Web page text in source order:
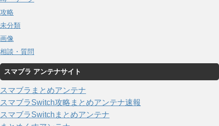
攻略
未分類
画像
相談・質問
スマブラ アンテナサイト
スマブラまとめアンテナ
スマブラSwitch攻略まとめアンテナ速報
スマブラSwitchまとめアンテナ